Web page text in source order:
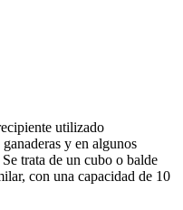
utilizado
y en algunos
trata de un cubo o balde
con una capacidad de 10